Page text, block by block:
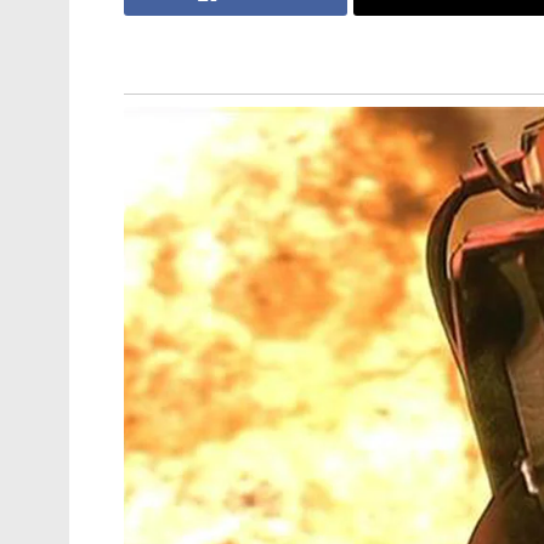
കഴിയാൻ എത്ര സമയമെടുക്കും,
കോളിൽ മക്കൾ
കഴിഞ്ഞ ജൂൺ 18-നായിരുന്നു വിവാദമായ
പരീക്ഷയിലെ ചോദ്യങ്ങൾക്ക്
ഫയലിൽ നിന്നുള്ള ചോദ്യങ്ങൾ അതേപടി
ചോദ്യങ്ങൾ തയ്യാറാക്കിയതെന്നും,
നിർമ്മിച്ച് നൽകുന്നതിന് സമാനമായ
ആരോപിക്കുന്നു.
കഴിഞ്ഞദിവസം പിഎസ്‍സി ഔദ്യോഗിക
സംശയം ശക്തമായത്. ആകെ
അതായത് 54 ചോദ്യങ്ങളുടെയും